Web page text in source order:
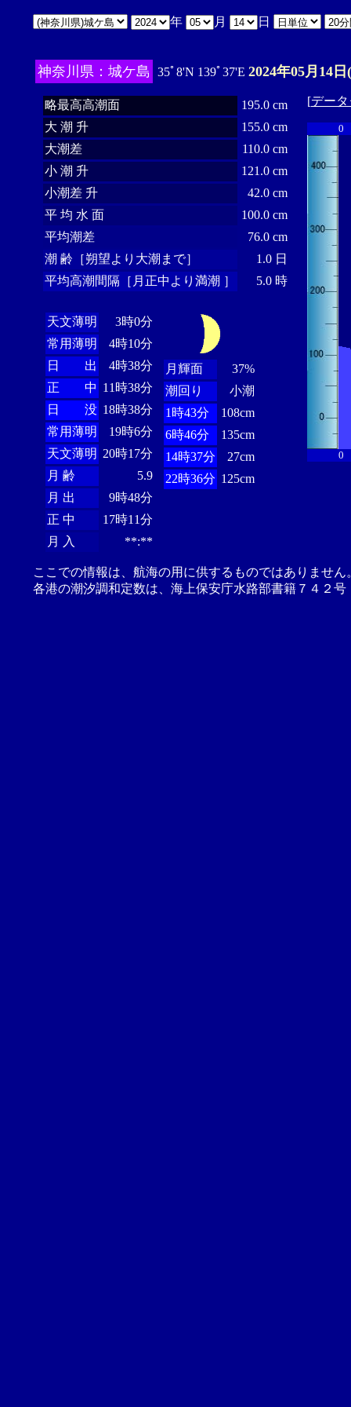
年 月 日
神奈川県：城ケ島 35ﾟ8'N 139ﾟ37'E 2024年05月14
略最高高潮面
195.0 cm
大 潮 升
155.0 cm
大潮差
110.0 cm
小 潮 升
121.0 cm
小潮差 升
42.0 cm
平 均 水 面
100.0 cm
平均潮差
76.0 cm
潮 齢［朔望より大潮まで］
1.0 日
平均高潮間隔［月正中より満潮 ］
5.0 時
天文薄明
3時0分
常用薄明
4時10分
日 出
4時38分
正 中 11時38分
日 没 18時38分
常用薄明
19時6分
天文薄明 20時17分
月 齢
5.9
月 出
9時48分
正 中
17時11分
月 入
**:**
月輝面
37%
潮回り
小潮
1時43分
108cm
6時46分
135cm
14時37分
27cm
22時36分 125cm
[デー
0
0
ここでの情報は、航海の用に供するものではありませ
各港の潮汐調和定数は、海上保安庁水路部書籍７４２